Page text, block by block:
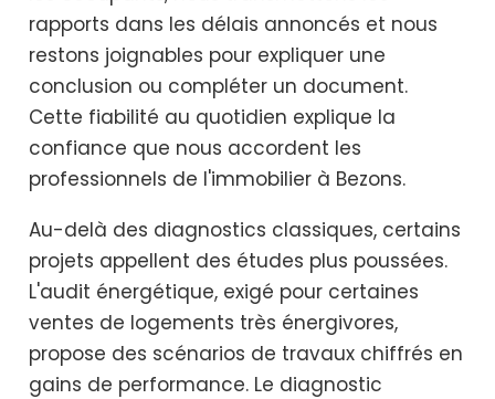
rapports dans les délais annoncés et nous
restons joignables pour expliquer une
conclusion ou compléter un document.
Cette fiabilité au quotidien explique la
confiance que nous accordent les
professionnels de l'immobilier à Bezons.
Au-delà des diagnostics classiques, certains
projets appellent des études plus poussées.
L'audit énergétique, exigé pour certaines
ventes de logements très énergivores,
propose des scénarios de travaux chiffrés en
gains de performance. Le diagnostic